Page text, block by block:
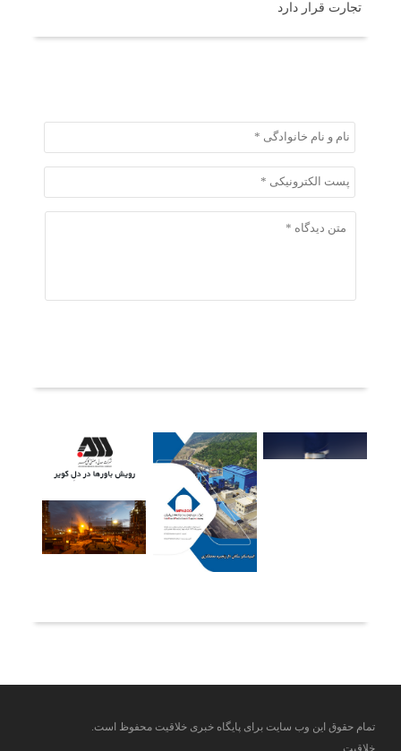
تجارت قرار دارد
تمام حقوق این وب سایت برای پایگاه خبری خلاقیت محفوظ است.
خلاقیت